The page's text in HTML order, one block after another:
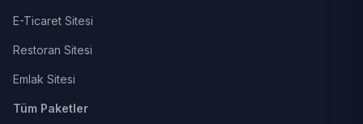
E-Ticaret Sitesi
Restoran Sitesi
Emlak Sitesi
Tüm Paketler